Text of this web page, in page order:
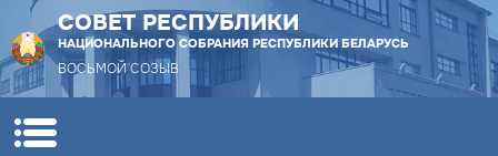
СОВЕТ РЕСПУБЛИКИ
НАЦИОНАЛЬНОГО СОБРАНИЯ РЕСПУБЛИКИ БЕЛАРУСЬ
ВОСЬМОЙ СОЗЫВ